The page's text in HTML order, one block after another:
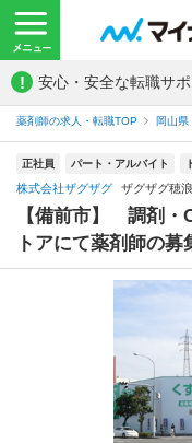
! 安心・安全な転職サ
薬剤師の求人・転職TOP 岡山県
正社員 パート・アルバイト
株式会社ザグザグ ザグザグ穂
【備前市】 調剤・
トアにて薬剤師の募